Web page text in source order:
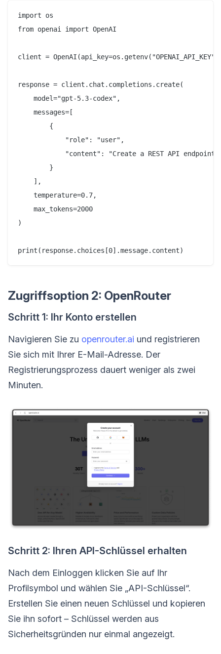
import os
from openai import OpenAI
client =
response = client.chat.completions.create(
    model="gpt-5.3-codex",
    messages=[
        {
            "role": "user",
"content": "Create a REST API endpoint
        }
    ],
    temperature=0.7,
    max_tokens=2000
)
Zugriffsoption 2: OpenRouter
Schritt 1: Ihr Konto erstellen
Navigieren Sie zu openrouter.ai und registrieren
Sie sich mit Ihrer E-Mail-Adresse. Der
Registrierungsprozess dauert weniger als zwei
Minuten.
Schritt 2: Ihren API-Schlüssel erhalten
Nach dem Einloggen klicken Sie auf Ihr
Profilsymbol und wählen Sie „API-Schlüssel“.
Erstellen Sie einen neuen Schlüssel und kopieren
Sie ihn sofort – Schlüssel werden aus
Sicherheitsgründen nur einmal angezeigt.